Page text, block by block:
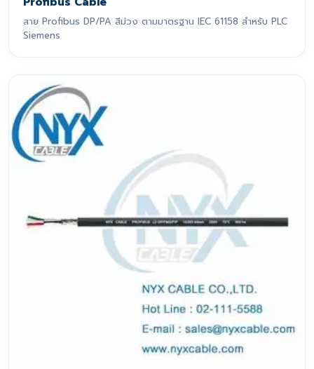
สาย Profibus DP/PA สีม่วง ตามมาตรฐาน IEC 61158 สำหรับ PLC
Siemens